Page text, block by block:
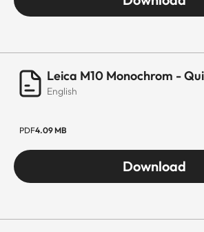
Leica M10 Monochrom -
English
PDF4.09 MB
Download